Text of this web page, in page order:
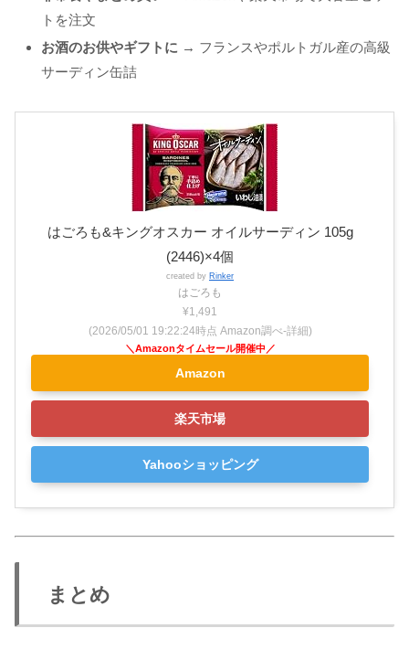
トを注文
お酒のお供やギフトに → フランスやポルトガル産の高級
サーディン缶詰
はごろも&キングオスカー オイルサーディン 105g
(2446)×4個
created by Rinker
はごろも
¥1,491
(2026/05/01 19:22:24時点 Amazon調べ-詳細)
Amazon
楽天市場
Yahooショッピング
まとめ